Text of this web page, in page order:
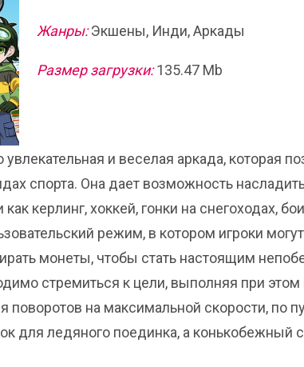
Жанры:Экшены, Инди, Аркады
Размер загрузки:135.47 Mb
увлекательная и веселая аркада, которая
спорта. Она дает возможность
как керлинг, хоккей, гонки на снегоходах,
режим, в котором игроки
монеты, чтобы стать настоящим
стремиться к цели, выполняя при
поворотов на максимальной скорости, по
для ледяного поединка, а конькобежный